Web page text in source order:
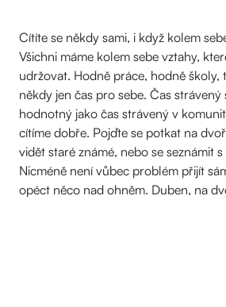
Cítíte se někdy sami, i když kolem
Všichni máme kolem sebe vztahy,
udržovat. Hodně práce, hodně školy,
někdy jen čas pro sebe. Čas strávený
hodnotný jako čas strávený v
cítíme dobře. Pojďte se potkat na
vidět staré známé, nebo se seznámit
Nicméně není vůbec problém přijít
opéct něco nad ohněm. Duben, na